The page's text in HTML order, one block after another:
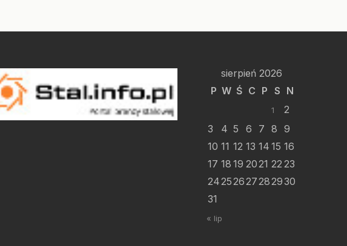
sierpień 2026
P W Ś C P S N
1
2
3
4 5 6 7 8 9
10 11 12 13 14 15 16
17 18 19 2021 22 23
24252627282930
31
« lip